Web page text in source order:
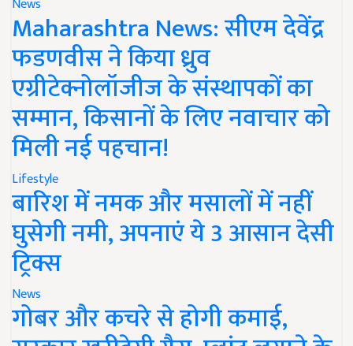
News
Maharashtra News: सीएम देवेंद्र
फडणवीस ने किया ध्रुव
एग्रीटेक्नोलॉजीज के संस्थापकों का
सम्मान, किसानों के लिए नवाचार को
मिली नई पहचान!
Lifestyle
बारिश में नमक और मसालों में नहीं
घुसेगी नमी, अपनाएं ये 3 आसान देसी
ट्रिक्स
News
गोबर और कचरे से होगी कमाई,